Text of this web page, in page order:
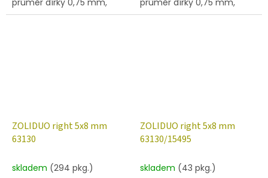
průměr dírky 0,75 mm,
obsah balení 20 ks nebo
průměr dírky 0,75 mm,
obsah balení 20 ks nebo
ZOLIDUO right 5x8 mm
63130
skladem (294 pkg.)
ZOLIDUO right 5x8 mm
63130/15495
skladem (43 pkg.)